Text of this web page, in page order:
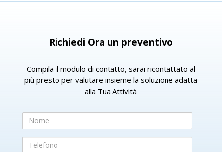
Richiedi Ora un preventivo
Compila il modulo di contatto, sarai ricontattato al
più presto per valutare insieme la soluzione adatta
alla Tua Attività
Nome
Telefono